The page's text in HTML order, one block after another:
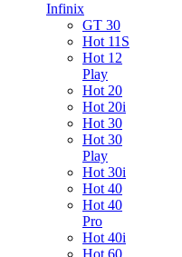
Infinix
GT 30
Hot 11S
Hot 12
Play
Hot 20
Hot 20i
Hot 30
Hot 30
Play
Hot 30i
Hot 40
Hot 40
Pro
Hot 40i
Hot 60